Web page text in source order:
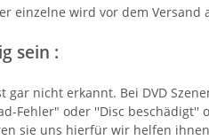
einzelne wird vor dem Versand
sein :
nicht erkannt. Bei DVD
Fehler" oder ''Disc beschädigt''
sie uns hierfür wir helfen